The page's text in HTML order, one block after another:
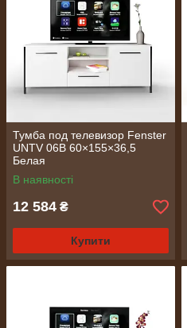
Тумба под телевизор Fenster
UNTV 06B 60×155×36,5
Белая
В наявності
12 584 ₴
Купити